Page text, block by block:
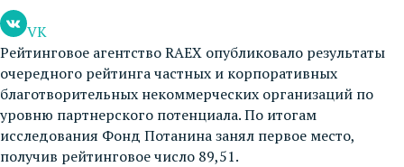
VK
Рейтинговое агентство RAEX опубликовало результаты
очередного рейтинга частных и корпоративных
благотворительных некоммерческих организаций по
уровню партнерского потенциала. По итогам
исследования Фонд Потанина занял первое место,
получив рейтинговое число 89,51.